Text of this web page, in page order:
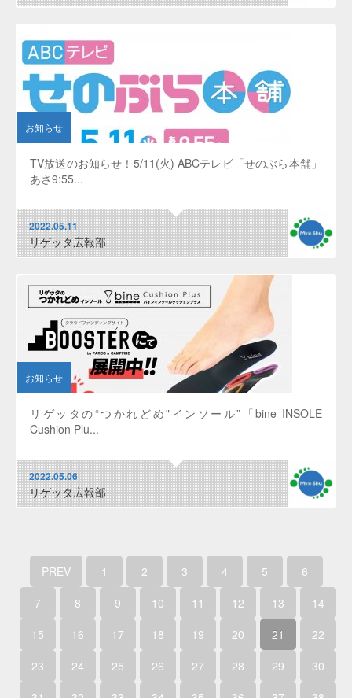
お知らせ
TV放送のお知らせ！5/11(火) ABCテレビ「せのぶら本舗」
あさ9:55...
2022.05.11
リゲッタ広報部
お知らせ
リゲッタの“つかれどめ"インソール”「bine INSOLE
Cushion Plu...
2022.05.06
リゲッタ広報部
PREV 1 2 3 4 5
6
7
8 9 10 11 12 13
14
15
16 17 18 19 20 21
22
23
24 25 26 27 28 29
30